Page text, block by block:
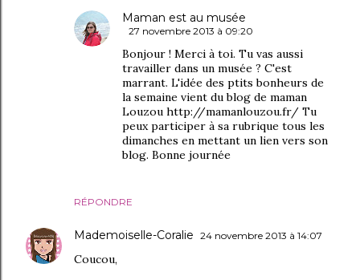
RÉPONDRE
Maman est au musée
27 novembre 2013 à 09:20
Bonjour ! Merci à toi. Tu vas aussi
travailler dans un musée ? C'est
marrant. L'idée des ptits bonheurs de
la semaine vient du blog de maman
Louzou http://mamanlouzou.fr/ Tu
peux participer à sa rubrique tous les
dimanches en mettant un lien vers son
blog. Bonne journée
Mademoiselle-Coralie 24 novembre 2013 à 14:07
Coucou,